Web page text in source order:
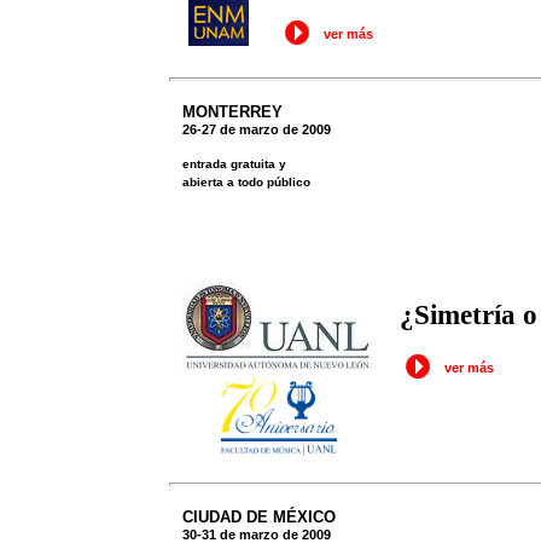
ver más
MONTERREY
26-27 de marzo de 2009
entrada gratuita y
abierta a todo público
¿Simetría
ver más
CIUDAD DE MÉXICO
30-31 de marzo de 2009